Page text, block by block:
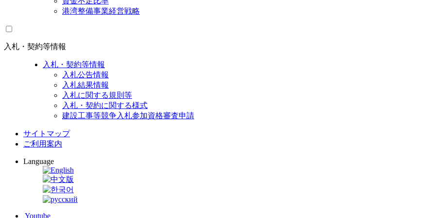
港湾整備事業経営戦略
入札・契約等情報
入札・契約等情報
入札公告情報
入札結果情報
入札に関する規則等
入札・契約に関する様式
建設工事等競争入札参加資格審査申請
サイトマップ
ご利用案内
Language
Youtube